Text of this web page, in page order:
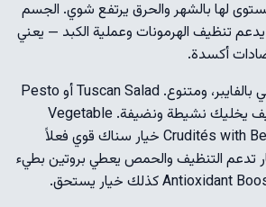
لها بالشهر والحرق يرتفع شوي. الجسم
تنظيف الهرمونات وعملية الكبد — يعني
أكسدة.
وش تاكلين: فريش، غني بالفايبر، ومتنوع. Tuscan Salad أو Pesto
Orzo Salad كغدا خفيف يخليك نشيطة ونضيفة. Vegetable
Crudités with Beetroot Hummus Dip خيار سناك قوي فعلاً
تدعم التنظيف والحمص يعطي بروتين بطيء